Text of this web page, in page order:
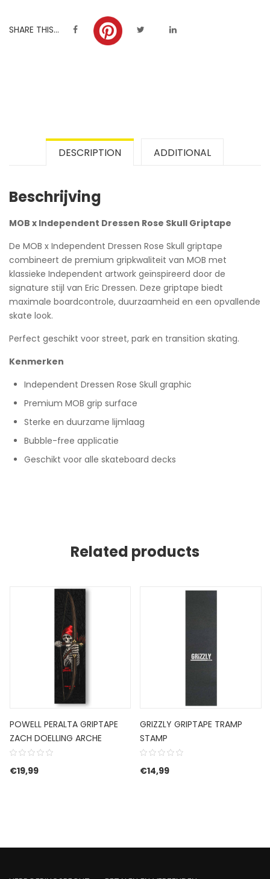
SHARE THIS...
DESCRIPTION ADDITIONAL
Beschrijving
MOB x Independent Dressen Rose Skull Griptape
De MOB x Independent Dressen Rose Skull griptape
combineert de premium gripkwaliteit van MOB met
klassieke Independent artwork geïnspireerd door de
signature stijl van Eric Dressen. Deze griptape biedt
maximale boardcontrole, duurzaamheid en een opvallende
skate look.
Perfect geschikt voor street, park en transition skating.
Kenmerken
Independent Dressen Rose Skull graphic
Premium MOB grip surface
Sterke en duurzame lijmlaag
Bubble-free applicatie
Geschikt voor alle skateboard decks
Related products
POWELL PERALTA GRIPTAPE
ZACH DOELLING ARCHE
€19,99
GRIZZLY GRIPTAPE TRAMP
STAMP
€14,99